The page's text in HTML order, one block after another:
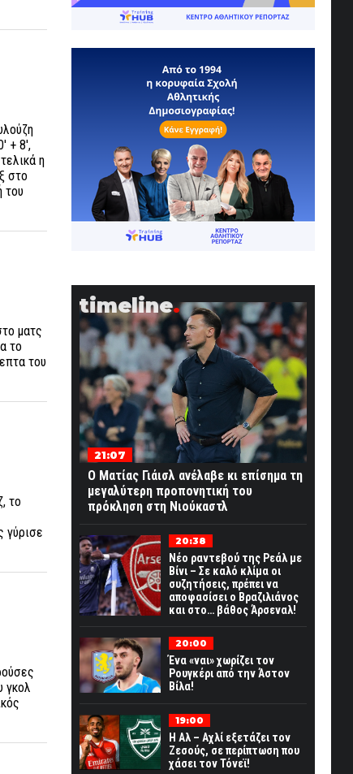
+ 8',
η
στο
του
ματς
το
του
το
γύρισε
γκολ
timeline
21:07
Ο Ματίας Γιάισλ ανέλαβε κι επίσημα τη
μεγαλύτερη προπονητική του
πρόκληση στη Νιούκαστλ
20:38
Νέο ραντεβού της Ρεάλ με
Βίνι – Σε καλό κλίμα οι
συζητήσεις, πρέπει να
αποφασίσει ο Βραζιλιάνος
και στο… βάθος Άρσεναλ!
20:00
Ένα «ναι» χωρίζει τον
Ρουγκέρι από την Άστον
Βίλα!
19:00
Η Αλ – Αχλί εξετάζει τον
Ζεσούς, σε περίπτωση που
χάσει τον Τόνεϊ!